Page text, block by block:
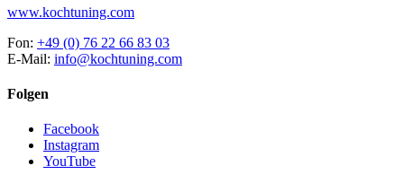
www.kochtuning.com
Fon: +49 (0) 76 22 66 83 03
E-Mail: info@kochtuning.com
Folgen
Facebook
Instagram
YouTube